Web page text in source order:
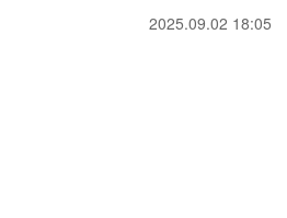
2025.09.02 18:05